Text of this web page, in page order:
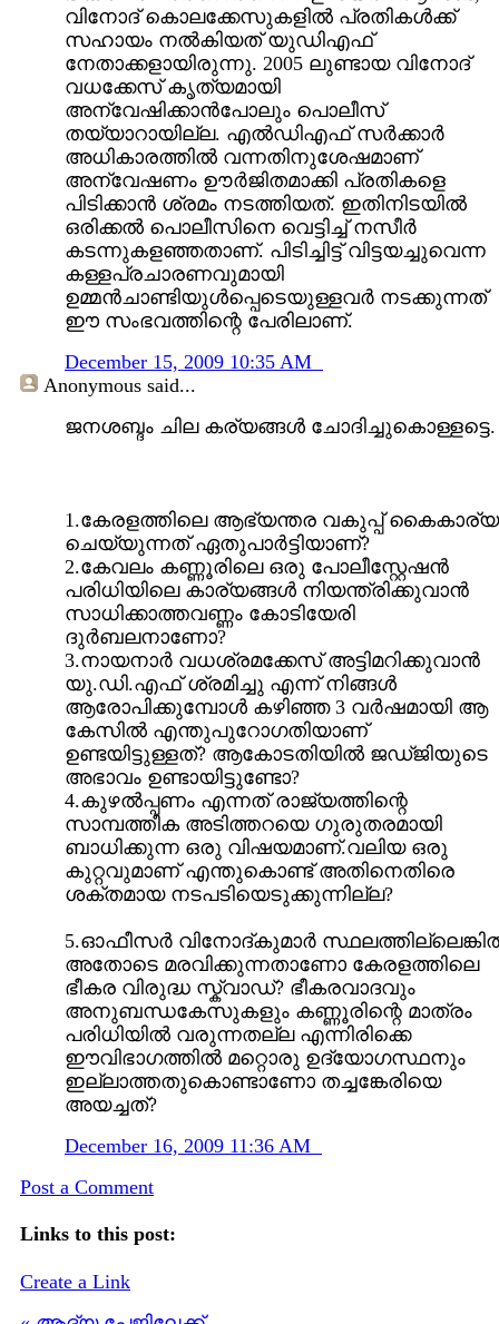
വിനോദ് കൊലക്കേസുകളില്‍ പ്രതികള്‍ക്ക്
സഹായം നല്‍കിയത് യുഡിഎഫ്
നേതാക്കളായിരുന്നു. 2005 ലുണ്ടായ വിനോദ്
വധക്കേസ് കൃത്യമായി
അന്വേഷിക്കാന്‍പോലും പൊലീസ്
തയ്യാറായില്ല. എല്‍ഡിഎഫ് സര്‍ക്കാര്‍
അധികാരത്തില്‍ വന്നതിനുശേഷമാണ്
അന്വേഷണം ഊര്‍ജിതമാക്കി പ്രതികളെ
പിടിക്കാന്‍ ശ്രമം നടത്തിയത്. ഇതിനിടയില്‍
ഒരിക്കല്‍ പൊലീസിനെ വെട്ടിച്ച് നസീര്‍
കടന്നുകളഞ്ഞതാണ്. പിടിച്ചിട്ട് വിട്ടയച്ചുവെന്ന
കള്ളപ്രചാരണവുമായി
ഉമ്മന്‍ചാണ്ടിയുള്‍പ്പെടെയുള്ളവര്‍ നടക്കുന്നത്
ഈ സംഭവത്തിന്റെ പേരിലാണ്.
December 15, 2009 10:35 AM
Anonymous said...
ജനശബ്ദം ചില കര്യങ്ങൾ ചോദിച്ചുകൊള്ളട്ടെ.
1.കേരളത്തിലെ ആഭ്യന്തര വകുപ്പ്‌
ചെയ്യുന്നത്‌ ഏതുപാർട്ടിയാണ്‌?
2.കേവലം കണ്ണൂരിലെ ഒരു പോലീസ്റ്റേഷൻ
പരിധിയിലെ കാര്യങ്ങൾ നിയന്ത്രിക്കുവാൻ
സാധിക്കാത്തവണ്ണം കോടിയേരി
ദുർബലനാണോ?
3.നായനാർ വധശ്രമക്കേസ്‌ അട്ടിമറിക്കുവാൻ
യു.ഡി.എഫ്‌ ശ്രമിച്ചു എന്ന് നിങ്ങൾ
ആരോപിക്കുമ്പോൾ കഴിഞ്ഞ 3 വർഷമായി ആ
കേസിൽ എന്തുപുറോഗതിയാണ്‌
ഉണ്ടയിട്ടുള്ളത്‌? ആകോടതിയിൽ ജഡ്ജിയുടെ
അഭാവം ഉണ്ടായിട്ടുണ്ടോ?
4.കുഴൽപ്പണം എന്നത്‌ രാജ്യത്തിന്റെ
സാമ്പത്തീക അടിത്തറയെ ഗുരുതരമായി
ബാധിക്കുന്ന ഒരു വിഷയമാണ്‌.വലിയ ഒരു
കുറ്റവുമാണ്‌ എന്തുകൊണ്ട്‌ അതിനെതിരെ
ശക്തമായ നടപടിയെടുക്കുന്നില്ല?
5.ഓഫീസർ വിനോദ്കുമാർ
അതോടെ മരവിക്കുന്നതാണോ കേരളത്തിലെ
ഭീകര വിരുദ്ധ സ്ക്വാഡ്‌? ഭീകരവാദവും
അനുബന്ധകേസുകളും കണ്ണൂരിന്റെ മാത്രം
പരിധിയിൽ വരുന്നതല്ല എന്നിരിക്കെ
ഈവിഭാഗത്തിൽ മറ്റൊരു ഉദ്യോഗസ്ഥനും
ഇല്ലാത്തതുകൊണ്ടാണോ തച്ചങ്കേരിയെ
അയച്ചത്‌?
December 16, 2009 11:36 AM
Post a Comment
Links to this post:
Create a Link